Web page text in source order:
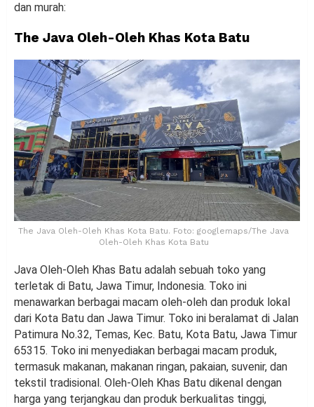
dan murah:
The Java Oleh-Oleh Khas Kota Batu
The Java Oleh-Oleh Khas Kota Batu. Foto: googlemaps/The Java
Oleh-Oleh Khas Kota Batu
Java Oleh-Oleh Khas Batu adalah sebuah toko yang
terletak di Batu, Jawa Timur, Indonesia. Toko ini
menawarkan berbagai macam oleh-oleh dan produk lokal
dari Kota Batu dan Jawa Timur. Toko ini beralamat di Jalan
Patimura No.32, Temas, Kec. Batu, Kota Batu, Jawa Timur
65315. Toko ini menyediakan berbagai macam produk,
termasuk makanan, makanan ringan, pakaian, suvenir, dan
tekstil tradisional. Oleh-Oleh Khas Batu dikenal dengan
harga yang terjangkau dan produk berkualitas tinggi,